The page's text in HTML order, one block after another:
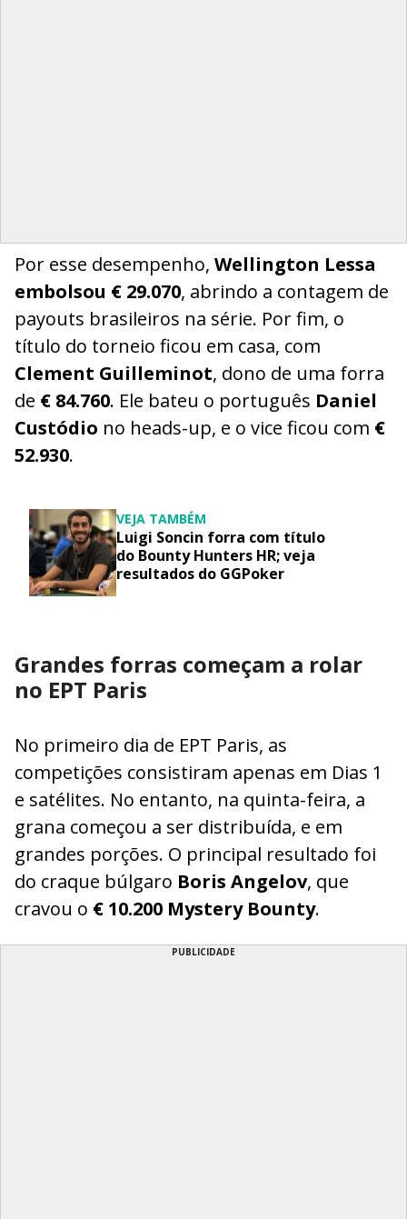
Por esse desempenho, Wellington Lessa
embolsou € 29.070, abrindo a contagem de
payouts brasileiros na série. Por fim, o
título do torneio ficou em casa, com
Clement Guilleminot, dono de uma forra
de € 84.760. Ele bateu o português Daniel
Custódio no heads-up, e o vice ficou com €
52.930.
VEJA TAMBÉM
Luigi Soncin forra com título
do Bounty Hunters HR; veja
resultados do GGPoker
Grandes forras começam a rolar
no EPT Paris
No primeiro dia de EPT Paris, as
competições consistiram apenas em Dias 1
e satélites. No entanto, na quinta-feira, a
grana começou a ser distribuída, e em
grandes porções. O principal resultado foi
do craque búlgaro Boris Angelov, que
cravou o € 10.200 Mystery Bounty.
PUBLICIDADE